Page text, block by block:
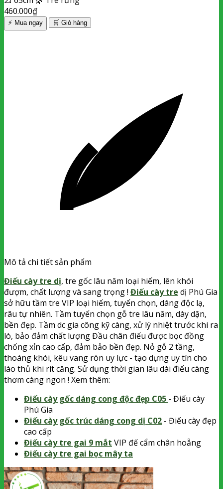
460.000₫
⚡ Mua ngay 🛒 Giỏ hàng
Mô tả chi tiết sản phẩm
Điếu cày tre dị, tre gốc lâu năm loại hiếm, lên khói
đượm, chất lượng và sang trọng ! Điếu cày tre dị Phú Gia
sở hữu tầm tre VIP loại hiếm, tuyển chọn, dáng độc lạ,
râu tự nhiên. Tầm tuyển chọn gỗ tre lâu năm, dày dặn,
bền đẹp. Tầm dc gia công kỹ càng, xử lý nhiệt trước khi ra
lò, bảo đảm chất lượng Đầu chân điếu được bọc đồng
chống xỉn cao cấp, đảm bảo bền đẹp. Nỏ gỗ 2 tầng,
thoáng khói, kêu vang ròn uy lực - tạo dựng uy tín cho
lào thủ khi rít căng. Sử dụng thời gian lâu dài điếu càng
thơm càng ngon ! Xem thêm:
Điếu cày gốc dáng cong độc đẹp C05 - Điếu cày
Phú Gia
Điếu cày gốc trúc dáng cong dị C02 - Điếu cày đẹp
cao cấp
Điếu cày tre gai 9 mắt VIP đế cẩm chân hoẵng
Điếu cày tre gai bọc mây ta